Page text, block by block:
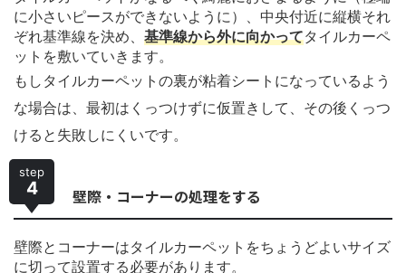
に小さいピースができないように）、中央付近に縦横それ
ぞれ基準線を決め、 基準線から外に向かってタイルカーペ
ットを敷いていきます。
もしタイルカーペットの裏が粘着シートになっているよう
な場合は、最初はくっつけずに仮置きして、その後くっつ
けると失敗しにくいです。
step
4 壁際・コーナーの処理をする
壁際とコーナーはタイルカーペットをちょうどよいサイズ
に切って設置する必要があります。